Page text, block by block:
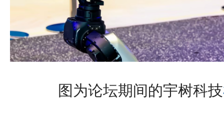
图为论坛期间的宇树科技